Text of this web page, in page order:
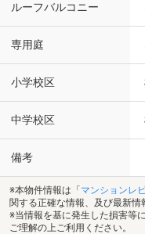
ルーフバルコニー
専用庭
小学校区
中学校区
備考
※本物件情報は「 マンションレ
関する正確な情報、及び最新情
※当情報を基に発生した損害等
ご理解の上ご利用ください。